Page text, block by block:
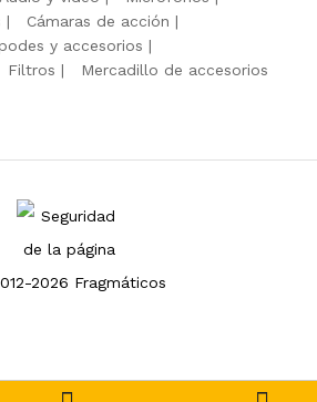
Cámaras de acción
y accesorios
Filtros Mercadillo de accesorios
2026 Fragmáticos